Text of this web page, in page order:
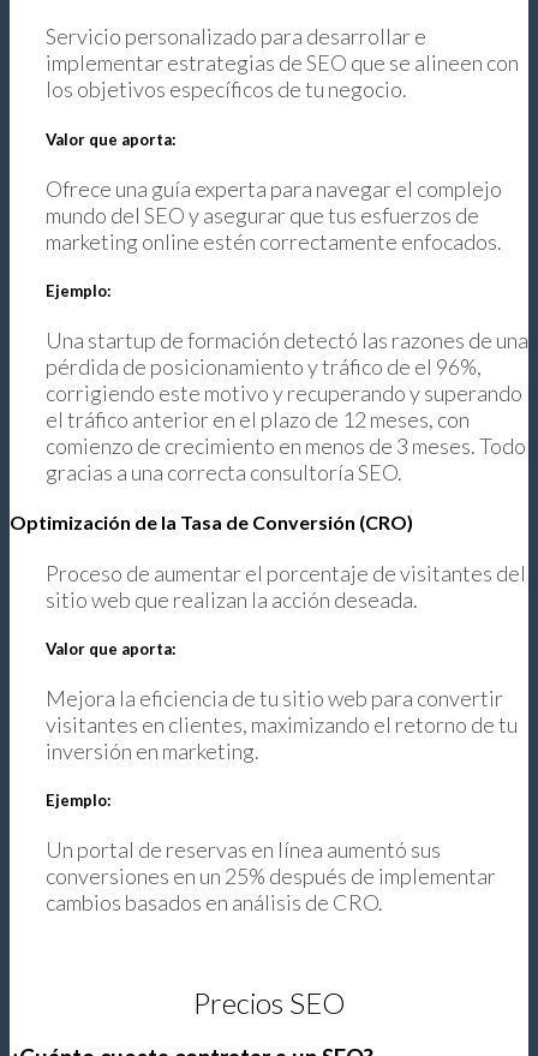
Servicio personalizado para desarrollar e
implementar estrategias de SEO que se alineen con
los objetivos específicos de tu negocio.
Valor que aporta:
Ofrece una guía experta para navegar el complejo
mundo del SEO y asegurar que tus esfuerzos de
marketing online estén correctamente enfocados.
Ejemplo:
Una startup de formación detectó las razones de una
pérdida de posicionamiento y tráfico de el 96%,
corrigiendo este motivo y recuperando y superando
el tráfico anterior en el plazo de 12 meses, con
comienzo de crecimiento en menos de 3 meses. Todo
gracias a una correcta consultoría SEO.
Optimización de la Tasa de Conversión (CRO)
Proceso de aumentar el porcentaje de visitantes del
sitio web que realizan la acción deseada.
Valor que aporta:
Mejora la eficiencia de tu sitio web para convertir
visitantes en clientes, maximizando el retorno de tu
inversión en marketing.
Ejemplo:
Un portal de reservas en línea aumentó sus
conversiones en un 25% después de implementar
cambios basados en análisis de CRO.
Precios SEO